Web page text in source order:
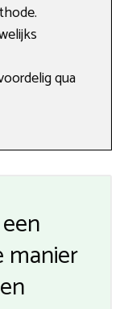
qua
manier